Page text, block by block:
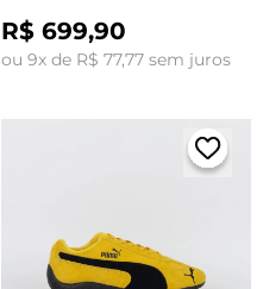
R$ 699,90
ou 9x de R$ 77,77 sem juros